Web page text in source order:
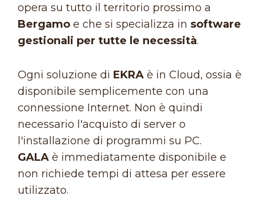
opera su tutto il territorio prossimo a
Bergamo e che si specializza in software
gestionali per tutte le necessità.
Ogni soluzione di EKRA è in Cloud, ossia è
disponibile semplicemente con una
connessione Internet. Non è quindi
necessario l'acquisto di server o
l'installazione di programmi su PC.
GALA è immediatamente disponibile e
non richiede tempi di attesa per essere
utilizzato.